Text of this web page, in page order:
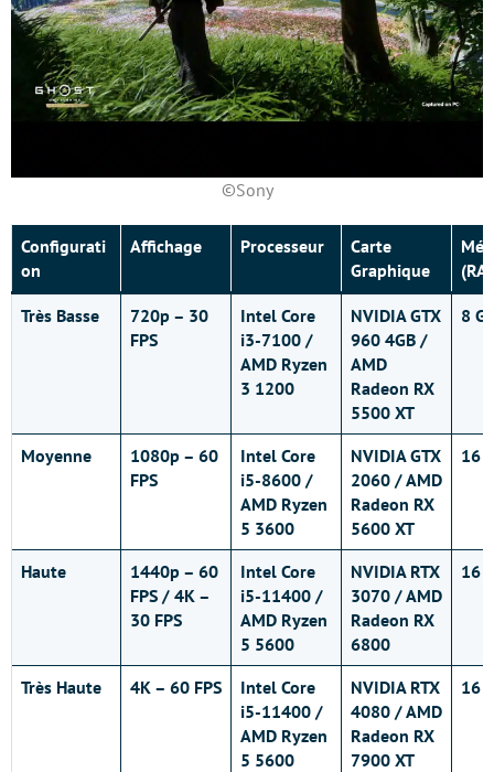
©Sony
Configurati
on
Affichage Processeur
Carte
Graphique
Très Basse
720p – 30
FPS
Intel Core
i3-7100 /
AMD Ryzen
3 1200
NVIDIA GTX
960 4GB /
AMD
Radeon RX
5500 XT
8
Moyenne
1080p – 60
FPS
Intel Core
i5-8600 /
AMD Ryzen
5 3600
NVIDIA GTX
2060 / AMD
Radeon RX
5600 XT
16
Haute
1440p – 60
FPS / 4K –
30 FPS
Intel Core
i5-11400 /
AMD Ryzen
5 5600
NVIDIA RTX
3070 / AMD
Radeon RX
6800
16
Très Haute 4K – 60 FPS
Intel Core
i5-11400 /
AMD Ryzen
5 5600
NVIDIA RTX
4080 / AMD
Radeon RX
7900 XT
16